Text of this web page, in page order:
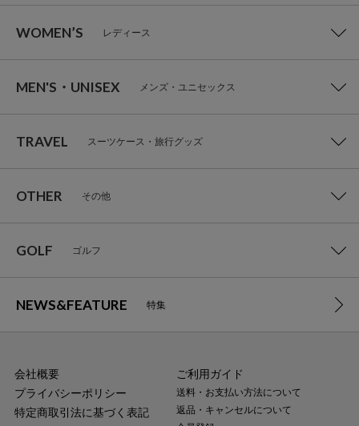
WOMEN’S レディース
MEN'S・UNISEX メンズ・ユニセックス
TRAVEL スーツケース・旅行グッズ
OTHER その他
GOLF ゴルフ
NEWS&FEATURE 特集
会社概要
プライバシーポリシー
特定商取引法に基づく表記
ご利用ガイド
送料・お支払い方法について
返品・キャンセルについて